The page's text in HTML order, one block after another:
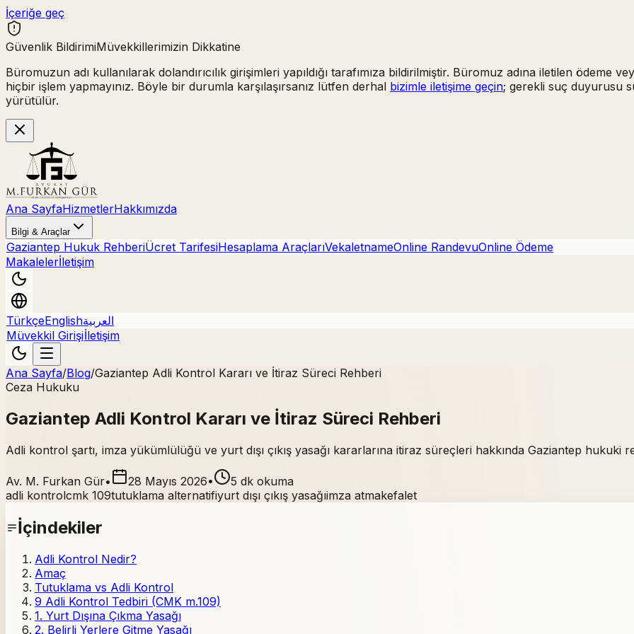
İçeriğe geç
Güvenlik BildirimiMüvekkillerimizin Dikkatine
Büromuzun adı kullanılarak dolandırıcılık girişimleri yapıldığı tarafımıza bildirilmiştir. Büromuz adına iletilen ödeme
hiçbir işlem yapmayınız. Böyle bir durumla karşılaşırsanız lütfen derhal bizimle iletişime geçin; gerekli suç duyurusu
yürütülür.
Ana SayfaHizmetlerHakkımızda
Bilgi & Araçlar
Gaziantep Hukuk RehberiÜcret TarifesiHesaplama AraçlarıVekaletnameOnline RandevuOnline Ödeme
Makalelerİletişim
TürkçeEnglishالعربية
Müvekkil Girişiİletişim
Ana Sayfa/Blog/Gaziantep Adli Kontrol Kararı ve İtiraz Süreci Rehberi
Ceza Hukuku
Gaziantep Adli Kontrol Kararı ve İtiraz Süreci Rehberi
Adli kontrol şartı, imza yükümlülüğü ve yurt dışı çıkış yasağı kararlarına itiraz süreçleri hakkında Gaziantep hukuki
Av. M. Furkan Gür• 28 Mayıs 2026•
5 dk okuma
adli kontrolcmk 109tutuklama alternatifiyurt dışı çıkış yasağıimza atmakefalet
İçindekiler
Adli Kontrol Nedir?
Amaç
Tutuklama vs Adli Kontrol
9 Adli Kontrol Tedbiri (CMK m.109)
1. Yurt Dışına Çıkma Yasağı
2. Belirli Yerlere Gitme Yasağı